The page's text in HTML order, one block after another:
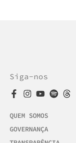
Siga-nos
QUEM SOMOS
GOVERNANÇA